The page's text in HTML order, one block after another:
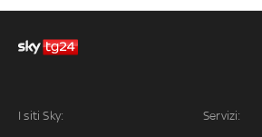
I siti Sky: Servizi: